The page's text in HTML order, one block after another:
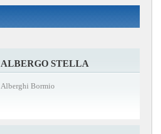
ALBERGO STELLA
Alberghi Bormio